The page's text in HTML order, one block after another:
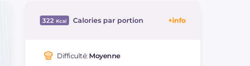
322 Calories par portion
Dont sucres
Difficulté: Moyenne